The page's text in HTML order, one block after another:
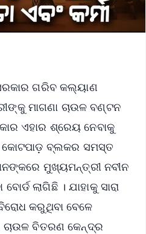
ଗରିବ କଲ୍ୟାଣ
ମାଗଣା ଚାଉଳ ବଣ୍ଟନ
ଏହାର ଶ୍ରେୟ ନେବାକୁ
କୋଟପାଡ଼ ବ୍ଲକର ସମସ୍ତ
ମୁଖ୍ୟମନ୍ତ୍ରୀ ନବୀନ
ଲାଗିଛି । ଯାହାକୁ ସାରା
କରୁଥିବା ବେଳେ
ବିତରଣ କେନ୍ଦ୍ର